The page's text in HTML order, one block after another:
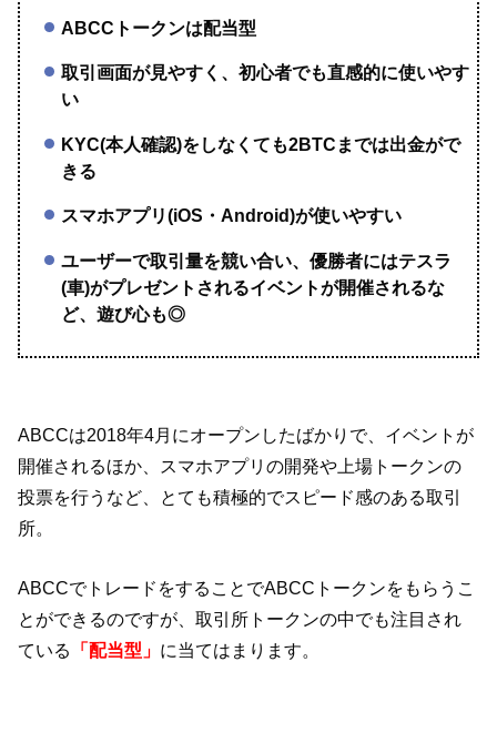
ABCCトークンは配当型
取引画面が見やすく、初心者でも直感的に使いやす
い
KYC(本人確認)をしなくても2BTCまでは出金がで
きる
スマホアプリ(iOS・Android)が使いやすい
ユーザーで取引量を競い合い、優勝者にはテスラ
(車)がプレゼントされるイベントが開催されるな
ど、遊び心も◎
ABCCは2018年4月にオープンしたばかりで、イベントが
開催されるほか、スマホアプリの開発や上場トークンの
投票を行うなど、とても積極的でスピード感のある取引
所。
ABCCでトレードをすることでABCCトークンをもらうこ
とができるのですが、取引所トークンの中でも注目され
ている
「配当型」 に当てはまります。